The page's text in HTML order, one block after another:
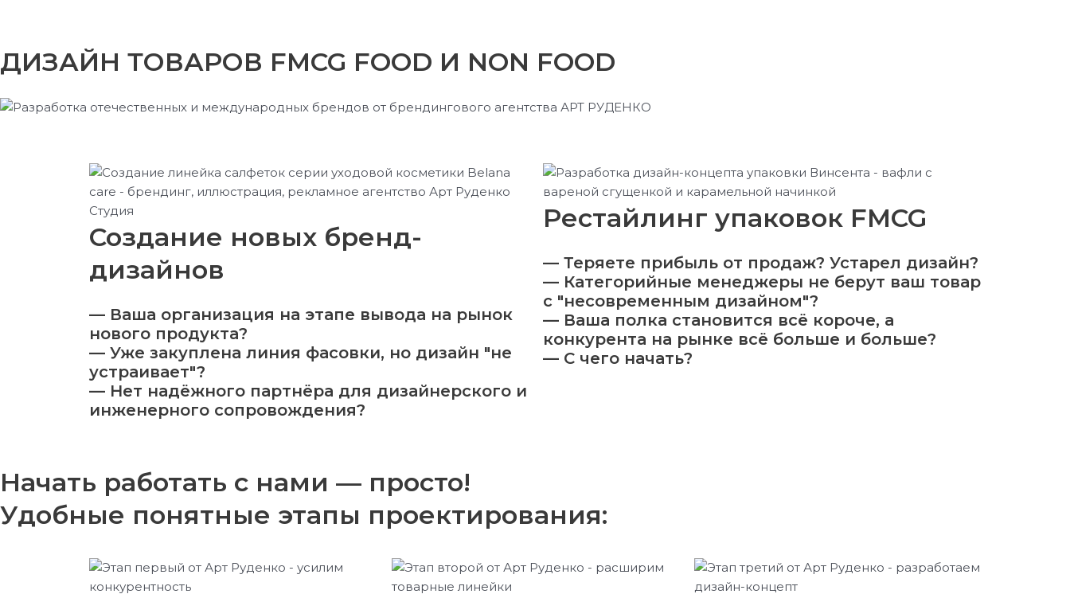
ДИЗАЙН ТОВАРОВ FMCG FOOD И NON FOOD
Создание новых бренд-
дизайнов
— Ваша организация на этапе вывода на рынок
нового продукта?
— Уже закуплена линия фасовки, но дизайн "не
устраивает"?
— Нет надёжного партнёра для дизайнерского и
инженерного сопровождения?
Рестайлинг упаковок FMCG
— Теряете прибыль от продаж? Устарел дизайн?
— Категорийные менеджеры не берут ваш товар
с "несовременным дизайном"?
— Ваша полка становится всё короче, а
конкурента на рынке всё больше и больше?
— С чего начать?
Начать работать с нами — просто!
Удобные понятные этапы проектирования: